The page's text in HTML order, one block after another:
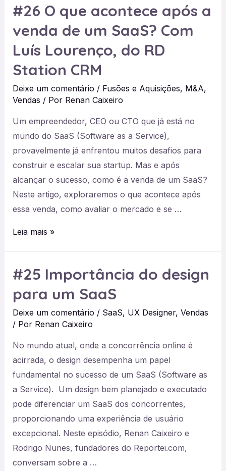
que
é
com
Bruno
Okamoto
#26 O que acontece após a
venda de um SaaS? Com
Luís Lourenço, do RD
Station CRM
Deixe um comentário / Fusões e Aquisições, M&A,
Vendas / Por Renan Caixeiro
Um empreendedor, CEO ou CTO que já está no
mundo do SaaS (Software as a Service),
provavelmente já enfrentou muitos desafios para
construir e escalar sua startup. Mas e após
alcançar o sucesso, como é a venda de um SaaS?
Neste artigo, exploraremos o que acontece após
essa venda, como avaliar o mercado e se …
#26
acontece
após
a
venda
um
SaaS?
Com
Luís
Lourenço,
do
RD
Station
CRM
Leia mais »
#25 Importância do design
para um SaaS
Deixe um comentário / SaaS, UX Designer, Vendas
/ Por Renan Caixeiro
No mundo atual, onde a concorrência online é
acirrada, o design desempenha um papel
fundamental no sucesso de um SaaS (Software as
a Service). Um design bem planejado e executado
pode diferenciar um SaaS dos concorrentes,
proporcionando uma experiência de usuário
excepcional. Neste episódio, Renan Caixeiro e
Rodrigo Nunes, fundadores do ⁠⁠Reportei.com,⁠⁠
conversam sobre a …